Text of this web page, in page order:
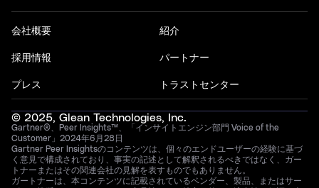
会社概要
採用情報
プレス
紹介
パートナー
トラストセンター
© 2025, Glean Technologies, Inc.
Gartner®、Peer Insights™、「インサイトエンジン部門 Voice of the
Customer」2024年6月28日
Gartner Peer Insightsのコンテンツは、個々のエンドユーザーの経験に基づ
く意見で構成されており、事実の記述として解釈されるべきではなく、ガー
トナーまたはその関連会社の見解を表すものでもありません。
ガートナーは、本コンテンツに記載されているベンダー、製品、またはサー